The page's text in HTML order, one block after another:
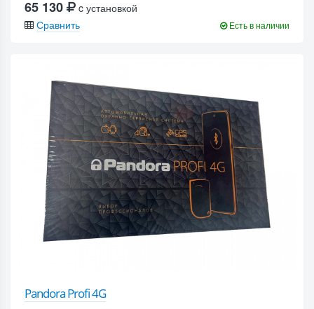
65 130
c установкой
Сравнить
Есть в наличии
Pandora Profi 4G